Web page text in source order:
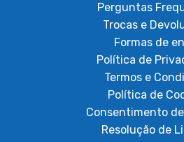
Perguntas
Trocas e
Formas de
Política de
Termos e
Política de
Consentimento
Resolução de